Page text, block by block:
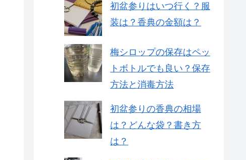
初盆参りはいつ行く？服
装は？香典の金額は？
梅シロップの保存はペッ
トボトルでも良い？保存
方法と消毒方法
初盆参りの香典の相場
は？どんな袋？書き方
は？